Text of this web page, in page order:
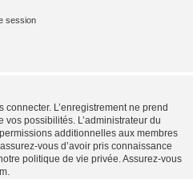
session
L’enregistrement ne prend
possibilités. L’administrateur du
additionnelles aux membres
vous d’avoir pris connaissance
politique de vie privée. Assurez-vous